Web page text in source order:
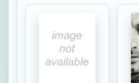
derribado
sobre gestión
en Pearl Harbour,
costes? La guerra
inagotable de
organizativas y de
pueden ser